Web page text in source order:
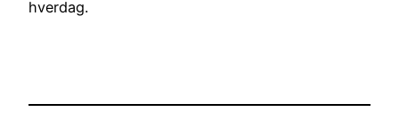
hverdag.